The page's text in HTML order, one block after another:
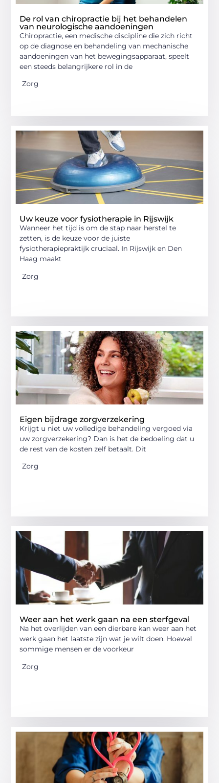
De rol van chiropractie bij het behandelen
van neurologische aandoeningen
Chiropractie, een medische discipline die zich richt
op de diagnose en behandeling van mechanische
aandoeningen van het bewegingsapparaat, speelt
een steeds belangrijkere rol in de
Zorg
Uw keuze voor fysiotherapie in Rijswijk
Wanneer het tijd is om de stap naar herstel te
zetten, is de keuze voor de juiste
fysiotherapiepraktijk cruciaal. In Rijswijk en Den
Haag maakt
Zorg
Eigen bijdrage zorgverzekering
Krijgt u niet uw volledige behandeling vergoed via
uw zorgverzekering? Dan is het de bedoeling dat u
de rest van de kosten zelf betaalt. Dit
Zorg
Weer aan het werk gaan na een sterfgeval
Na het overlijden van een dierbare kan weer aan het
werk gaan het laatste zijn wat je wilt doen. Hoewel
sommige mensen er de voorkeur
Zorg